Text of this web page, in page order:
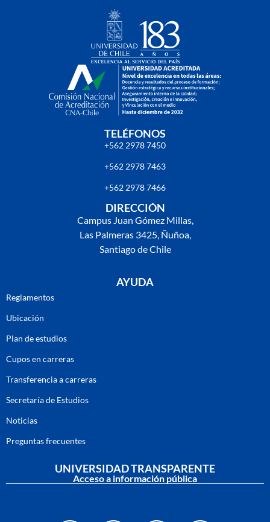
TELÉFONOS
+562 2978 7450
+562 2978 7463
+562 2978 7466
DIRECCIÓN
Campus Juan Gómez Millas,
Las Palmeras 3425, Ñuñoa,
Santiago de Chile
AYUDA
Reglamentos
Ubicación
Plan de estudios
Cupos en carreras
Transferencia a carreras
Secretaría de Estudios
Noticias
Preguntas frecuentes
UNIVERSIDAD TRANSPARENTE
Acceso a información pública